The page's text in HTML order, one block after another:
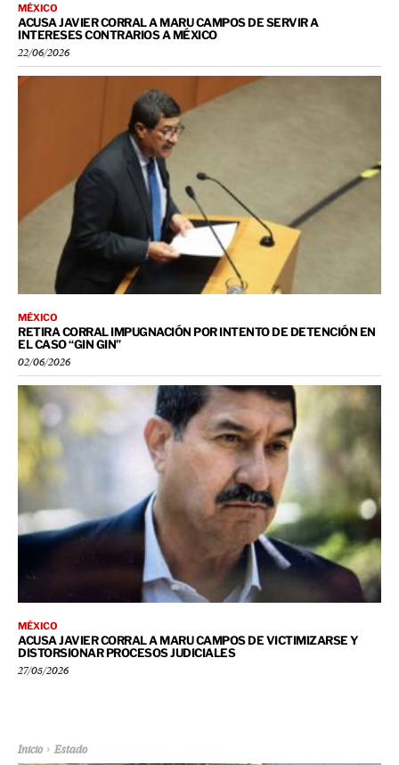
MÉXICO
ACUSA JAVIER CORRAL A MARU CAMPOS DE SERVIR A
INTERESES CONTRARIOS A MÉXICO
22/06/2026
MÉXICO
RETIRA CORRAL IMPUGNACIÓN POR INTENTO DE DETENCIÓN EN
EL CASO “GIN GIN”
02/06/2026
MÉXICO
ACUSA JAVIER CORRAL A MARU CAMPOS DE VICTIMIZARSE Y
DISTORSIONAR PROCESOS JUDICIALES
27/05/2026